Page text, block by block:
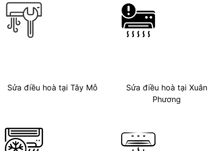
Sửa điều hoà tại Tây Mỗ
Sửa điều hoà tại Xuân
Phương